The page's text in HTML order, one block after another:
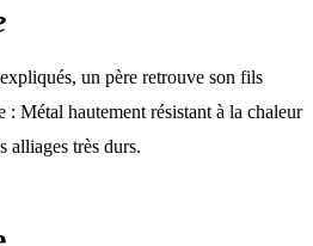
un père retrouve son fils
: Métal hautement résistant à la chaleur
alliages très durs.